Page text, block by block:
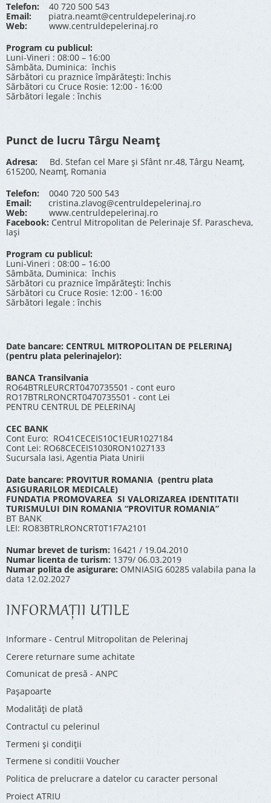
Telefon:40 720 500 543
Email:
piatra.neamt@centruldepelerinaj.ro
Web:
www.centruldepelerinaj.ro
Program cu publicul:
Luni-Vineri : 08:00 – 16:00
Sâmbăta, Duminica: închis
Sărbători cu praznice împărătești: închis
Sărbători cu Cruce Rosie: 12:00 - 16:00
Sărbători legale : închis
Punct de lucru Târgu Neamț
Adresa: Bd. Stefan cel Mare și Sfânt nr.48, Târgu Neamț,
615200, Neamț, Romania
Telefon: 0040 720 500 543
Email:
cristina.zlavog@centruldepelerinaj.ro
Web:
www.centruldepelerinaj.ro
Facebook: Centrul Mitropolitan de Pelerinaje Sf. Parascheva,
Iași
Program cu publicul:
Luni-Vineri : 08:00 – 16:00
Sâmbăta, Duminica: închis
Sărbători cu praznice împărătești: închis
Sărbători cu Cruce Rosie: 12:00 - 16:00
Sărbători legale : închis
Date bancare: CENTRUL MITROPOLITAN DE PELERINAJ
(pentru plata pelerinajelor):
BANCA Transilvania
RO64BTRLEURCRT0470735501 - cont euro
RO17BTRLRONCRT0470735501 - cont Lei
PENTRU CENTRUL DE PELERINAJ
CEC BANK
Cont Euro: RO41CECEIS10C1EUR1027184
Cont Lei: RO68CECEIS1030RON1027133
Sucursala Iasi, Agentia Piata Unirii
Date bancare: PROVITUR ROMANIA (pentru plata
ASIGURARILOR MEDICALE)
FUNDATIA PROMOVAREA SI VALORIZAREA IDENTITATII
TURISMULUI DIN ROMANIA “PROVITUR ROMANIA”
BT BANK
LEI: RO83BTRLRONCRT0T1F7A2101
Numar brevet de turism: 16421 / 19.04.2010
Numar licenta de turism: 1379/ 06.03.2019
Numar polita de asigurare: OMNIASIG 60285 valabila pana la
data 12.02.2027
INFORMAŢII UTILE
Informare - Centrul Mitropolitan de Pelerinaj
Cerere returnare sume achitate
Comunicat de presă - ANPC
Pașapoarte
Modalități de plată
Contractul cu pelerinul
Termeni și condiții
Termene si conditii Voucher
Politica de prelucrare a datelor cu caracter personal
Proiect ATRIU